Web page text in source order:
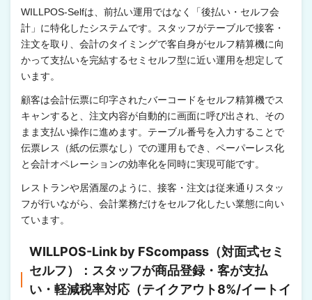
WILLPOS-Selfは、前払い運用ではなく「後払い・セルフ会
計」に特化したシステムです。スタッフがテーブルで接客・
注文を取り、会計のタイミングで客自身がセルフ精算機に向
かって支払いを完結するセミセルフ型に近い運用を想定して
います。
顧客は会計伝票に印字されたバーコードをセルフ精算機でス
キャンすると、注文内容が自動的に画面に呼び出され、その
まま支払い操作に進めます。テーブル番号を入力することで
伝票レス（紙の伝票なし）での運用もでき、ペーパーレス化
と会計オペレーションの効率化を同時に実現可能です。
レストランや居酒屋のように、接客・注文は従来通りスタッ
フが行いながら、会計業務だけをセルフ化したい業態に向い
ています。
WILLPOS-Link by FScompass（対面式セミ
セルフ）：スタッフが商品登録・客が支払
い・軽減税率対応（テイクアウト8%/イートイ